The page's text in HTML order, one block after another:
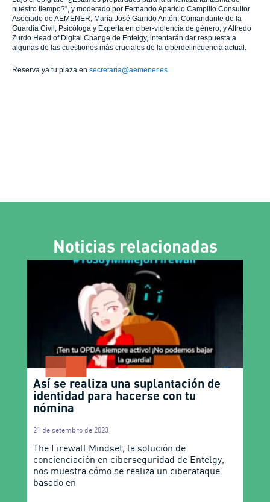
nuestro tiempo?”, y moderado por Fernando Aparicio Campillo Consultor
Asociado de AEMENER, María José Garrido Antón, Comandante de la
Guardia Civil, Psicóloga y Experta en ciber-violencia de género; y Alfredo
Zurdo Head of Digital Change de Entelgy, intentarán dar respuesta a
algunas de las cuestiones más cruciales de la ciberdelincuencia actual.
Reserva ya tu plaza en secretaria@aemener.es
Noticias relacionadas
Así se realiza una suplantación de
identidad para hacerse con tu
nómina
21 de setembro de 2023
The Firewall Mindset, la solución de
concienciación en ciberseguridad de Entelgy,
nos muestra cómo se realiza un ciberataque
basado en